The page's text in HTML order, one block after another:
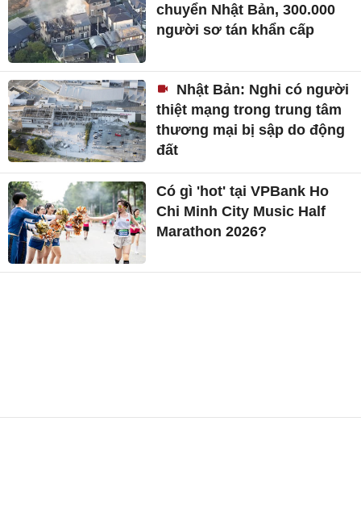
chuyển Nhật Bản, 300.000
người sơ tán khẩn cấp
Nhật Bản: Nghi có người
thiệt mạng trong trung tâm
thương mại bị sập do động
đất
Có gì 'hot' tại VPBank Ho
Chi Minh City Music Half
Marathon 2026?